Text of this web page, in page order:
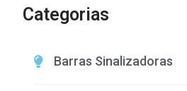
Categorias
Barras Sinalizadoras